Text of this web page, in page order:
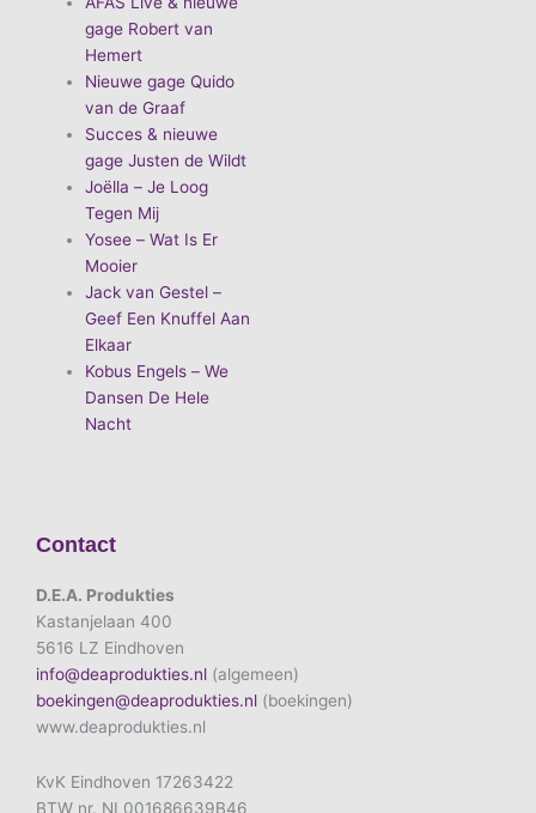
gage Robert van
Hemert
Nieuwe gage Quido
van de Graaf
Succes & nieuwe
gage Justen de Wildt
Joëlla – Je Loog
Tegen Mij
Yosee – Wat Is Er
Mooier
Jack van Gestel –
Geef Een Knuffel Aan
Elkaar
Kobus Engels – We
Dansen De Hele
Nacht
Contact
D.E.A. Produkties
Kastanjelaan 400
5616 LZ Eindhoven
info@deaprodukties.nl (algemeen)
boekingen@deaprodukties.nl (boekingen)
www.deaprodukties.nl
KvK Eindhoven 17263422
BTW nr. NL001686639B46